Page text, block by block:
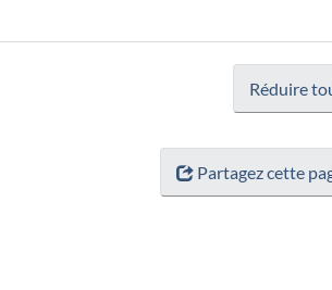
Réduire
Partagez cette